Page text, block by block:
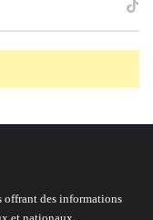
offrant des informations